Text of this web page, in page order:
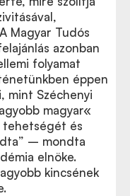
Magyar Tudós
azonban
folyamat
éppen
mint Széchenyi
magyar«
tehetségét és
– mondta
elnöke.
kincsének